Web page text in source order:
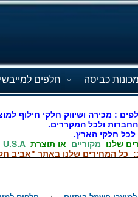
כביסה חלפים
: מכירה ושיווק חלקי חילוף
ולכל המקררים.
חלקי הארץ.
שלנו מקוריים או תוצרת U.S.A
כל המחירים שלנו באתר "אביב